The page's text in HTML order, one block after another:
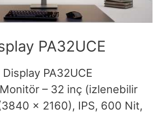
PA32UCE
PA32UCE
– 32 inç (izlenebilir
x 2160), IPS, 600 Nit,